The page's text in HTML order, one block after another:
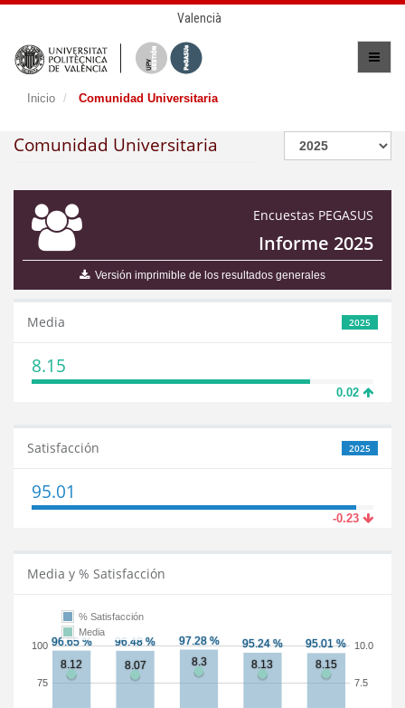
Valencià
Inicio Comunidad Universitaria
Comunidad Universitaria
Encuestas PEGASUS
Informe 2025
Versión imprimible de los resultados generales
2025
Media
8.15
0.02
2025
Satisfacción
95.01
-0.23
Media y % Satisfacción
75
100
7.5
10.0
% Satisfacción
Media